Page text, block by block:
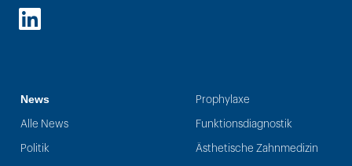
LinkedIn
News
Alle News
Politik
Prophylaxe
Funktionsdiagnostik
Ästhetische Zahnmedizin